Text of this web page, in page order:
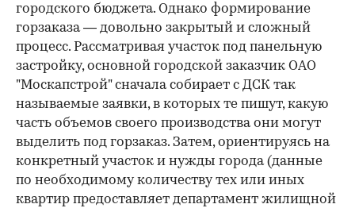
городского бюджета. Однако формирование
горзаказа — довольно закрытый и сложный
процесс. Рассматривая участок под панельную
застройку, основной городской заказчик ОАО
"Москапстрой" сначала собирает с ДСК так
называемые заявки, в которых те пишут, какую
часть объемов своего производства они могут
выделить под горзаказ. Затем, ориентируясь на
конкретный участок и нужды города (данные
по необходимому количеству тех или иных
квартир предоставляет департамент жилищной